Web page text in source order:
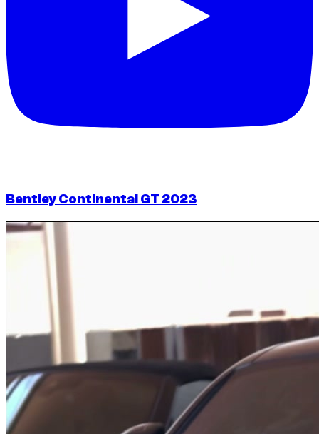
Bentley Continental GT 2023